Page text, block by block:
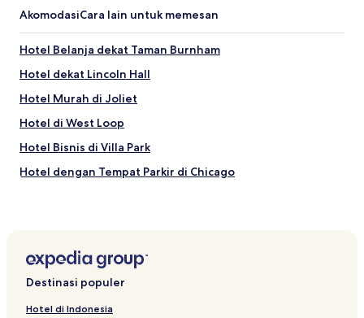
AkomodasiCara lain untuk memesan
Hotel Belanja dekat Taman Burnham
Hotel dekat Lincoln Hall
Hotel Murah di Joliet
Hotel di West Loop
Hotel Bisnis di Villa Park
Hotel dengan Tempat Parkir di Chicago
Hotel dekat Institut Seni Chicago
Hotel di Gold Coast
Destinasi populer
Hotel di Indonesia